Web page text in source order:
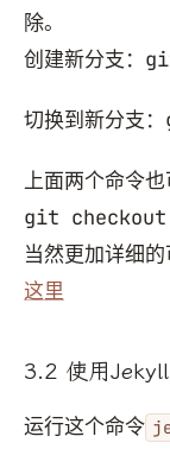
除。
创建新分支：
切换到新分支
上面两个命令也
git checkout
当然更加详细
这里
3.2 使用Jekyll
运行这个命令